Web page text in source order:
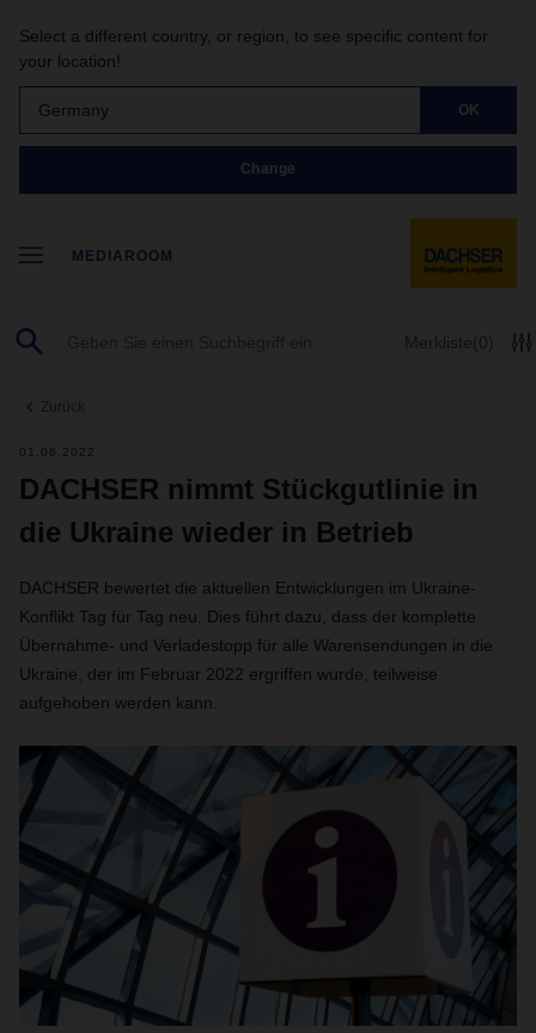
Select a different country, or region, to see specific content for
your location!
Germany OK
Change
MEDIAROOM
Merkliste(0)
Zurück
01.06.2022
DACHSER nimmt Stückgutlinie in
die Ukraine wieder in Betrieb
DACHSER bewertet die aktuellen Entwicklungen im Ukraine-
Konflikt Tag für Tag neu. Dies führt dazu, dass der komplette
Übernahme- und Verladestopp für alle Warensendungen in die
Ukraine, der im Februar 2022 ergriffen wurde, teilweise
aufgehoben werden kann.